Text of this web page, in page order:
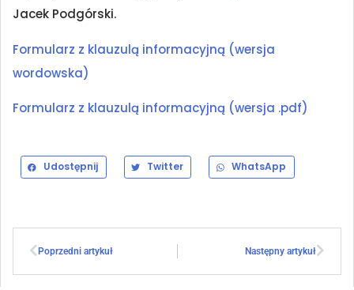
Jacek Podgórski.
Formularz z klauzulą informacyjną (wersja
wordowska)
Formularz z klauzulą informacyjną (wersja .pdf)
Udostępnij Twitter WhatsApp
Poprzedni artykuł Następny artykuł